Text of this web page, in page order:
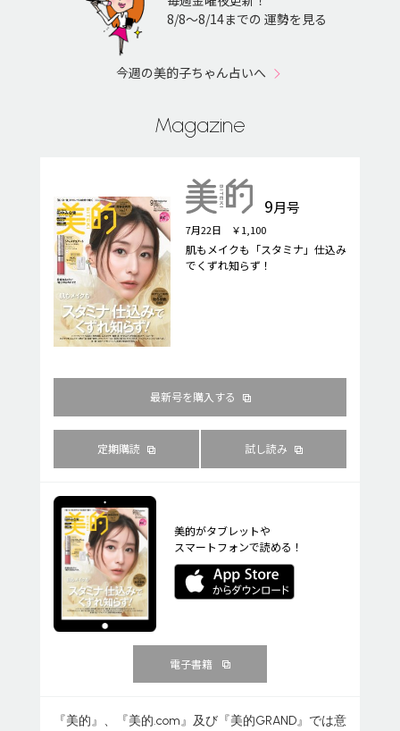
8/8〜8/14までの 運勢を見る
今週の美的子ちゃん占いへ
Magazine
9月号
7月22日 ￥1,100
肌もメイクも「スタミナ」仕込み
でくずれ知らず！
最新号を購入する
定期購読 試し読み
美的がタブレットや
スマートフォンで読める！
電子書籍
『美的』、『美的.com』及び『美的GRAND』では意